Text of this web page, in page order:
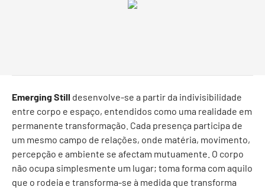
Emerging Still desenvolve-se a partir da indivisibilidade
entre corpo e espaço, entendidos como uma realidade em
permanente transformação. Cada presença participa de
um mesmo campo de relações, onde matéria, movimento,
percepção e ambiente se afectam mutuamente. O corpo
não ocupa simplesmente um lugar; toma forma com aquilo
que o rodeia e transforma-se à medida que transforma